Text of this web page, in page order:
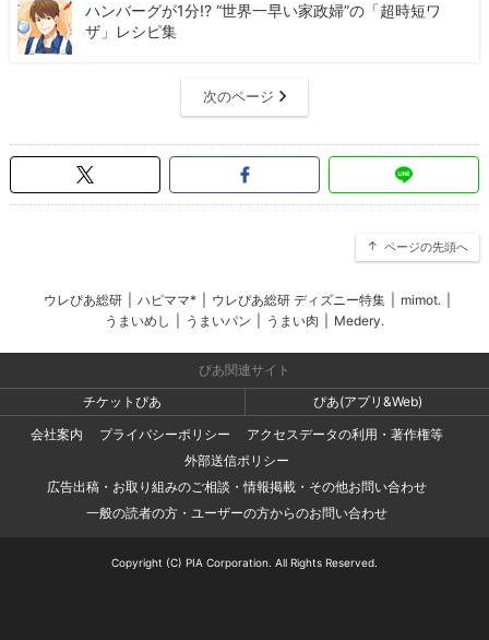
ハンバーグが1分!? “世界一早い家政婦”の「超時短ワ
ザ」レシピ集
次のページ
ページの先頭へ
ウレぴあ総研 ハピママ* ウレぴあ総研 ディズニー特集 mimot.
うまいめし
うまいパン うまい肉 Medery.
ぴあ関連サイト
チケットぴあ
ぴあ(アプリ&Web)
会社案内
プライバシーポリシー
アクセスデータの利用・著作権等
外部送信ポリシー
広告出稿・お取り組みのご相談・情報掲載・その他お問い合わせ
一般の読者の方・ユーザーの方からのお問い合わせ
Copyright (C) PIA Corporation. All Rights Reserved.